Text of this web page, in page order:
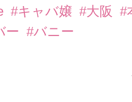
#キャバ嬢 #大阪
#
ー #バニー